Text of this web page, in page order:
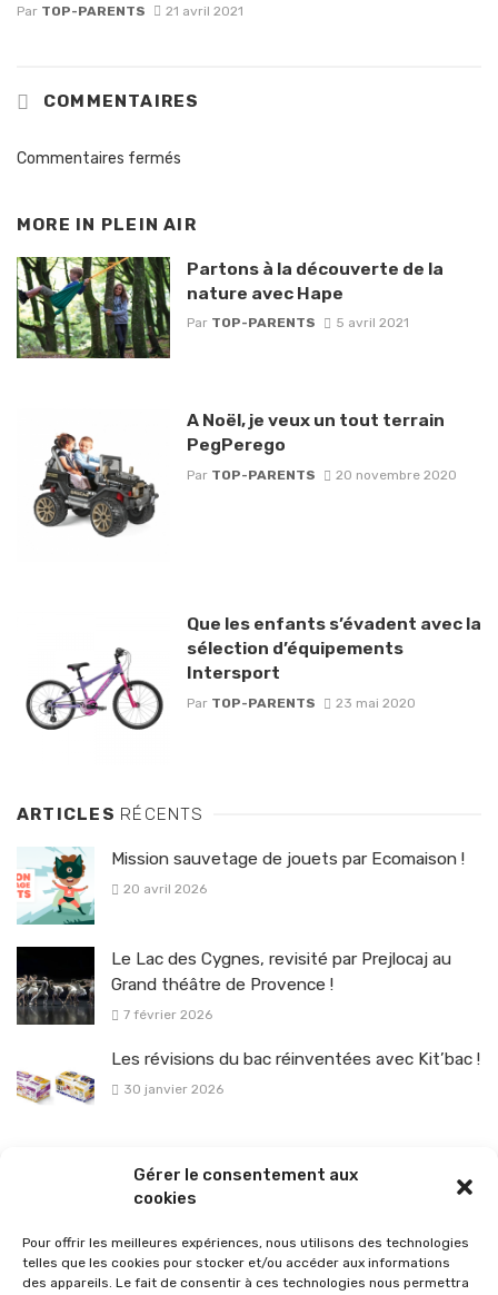
Gérer le consentement aux
cookies
Pour offrir les meilleures expériences, nous utilisons des technologies
telles que les cookies pour stocker et/ou accéder aux informations
des appareils. Le fait de consentir à ces technologies nous permettra
Par TOP-PARENTS 21 avril 2021
COMMENTAIRES
Commentaires fermés
MORE IN PLEIN AIR
Partons à la découverte de la
nature avec Hape
Par TOP-PARENTS 5 avril 2021
A Noël, je veux un tout terrain
PegPerego
Par TOP-PARENTS 20 novembre 2020
Que les enfants s’évadent avec la
sélection d’équipements
Intersport
Par TOP-PARENTS 23 mai 2020
ARTICLES RÉCENTS
Mission sauvetage de jouets par Ecomaison !
20 avril 2026
Le Lac des Cygnes, revisité par Prejlocaj au
Grand théâtre de Provence !
7 février 2026
Les révisions du bac réinventées avec Kit’bac !
30 janvier 2026